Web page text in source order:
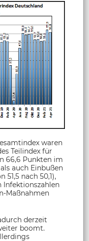
waren
Teilindex für
66,6 Punkten im
auch Einbußen
nach 50,1),
Infektionszahlen
Maßnahmen
derzeit
boomt.